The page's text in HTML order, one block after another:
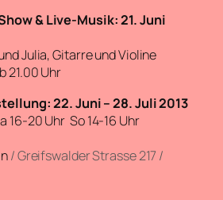
& Live-Musik: 21. Juni
Julia, Gitarre und Violine
21.00 Uhr
22. Juni – 28. Juli 2013
16-20 Uhr So 14-16 Uhr
/ Greifswalder Strasse 217 /